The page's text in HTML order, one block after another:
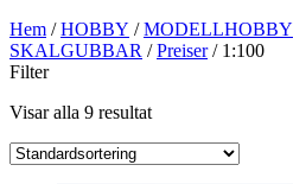
Hem /HOBBY /MODELLHOBBY
SKALGUBBAR /Preiser/ 1:100
Filter
Visar alla 9 resultat